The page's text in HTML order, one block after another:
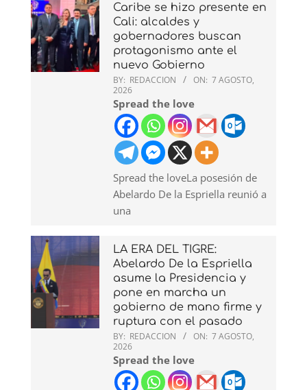
Caribe se hizo presente en
Cali: alcaldes y
gobernadores buscan
protagonismo ante el
nuevo Gobierno
BY: REDACCION ON: 7 AGOSTO,
2026
Spread the love
Spread the loveLa posesión de
Abelardo De la Espriella reunió a
una
LA ERA DEL TIGRE:
Abelardo De la Espriella
asume la Presidencia y
pone en marcha un
gobierno de mano firme y
ruptura con el pasado
BY: REDACCION ON: 7 AGOSTO,
2026
Spread the love